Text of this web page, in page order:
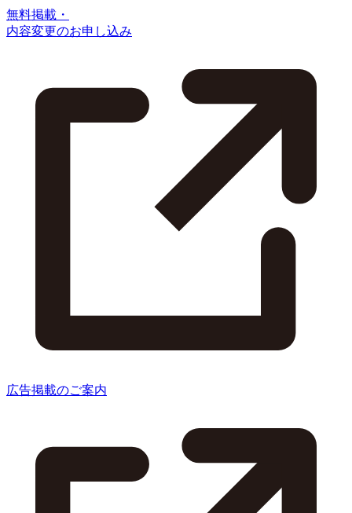
無料掲載・
内容変更のお申し込み
広告掲載のご案内